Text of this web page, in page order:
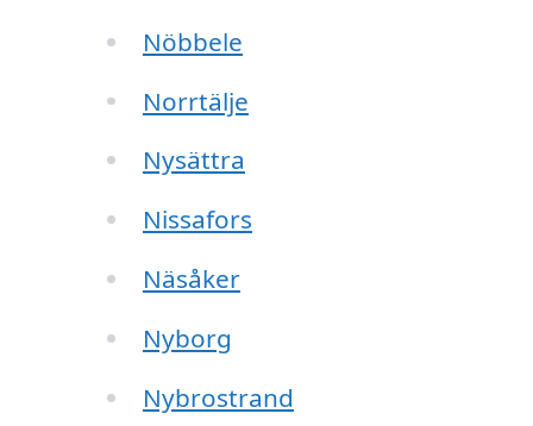
Nöbbele
Norrtälje
Nysättra
Nissafors
Näsåker
Nyborg
Nybrostrand